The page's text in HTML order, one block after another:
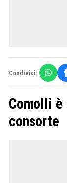
Condividi:
Comolli è
consorte